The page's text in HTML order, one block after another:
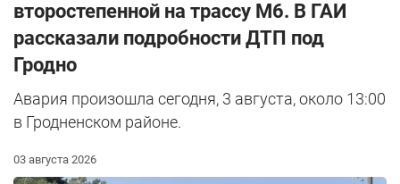
второстепенной на трассу М6. В ГАИ
рассказали подробности ДТП под
Гродно
Авария произошла сегодня, 3 августа, около 13:00
в Гродненском районе.
03 августа 2026